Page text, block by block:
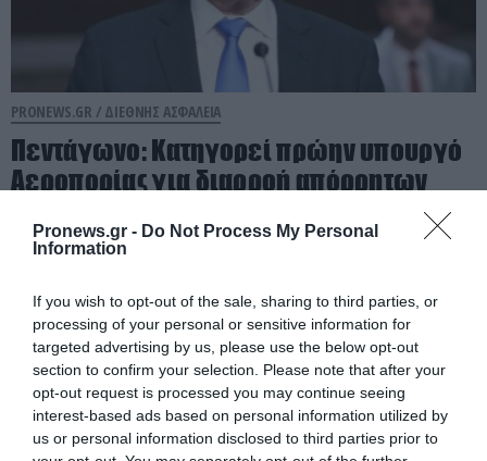
Pronews.gr - Do Not Process My Personal
Information
If you wish to opt-out of the sale, sharing to third parties, or
processing of your personal or sensitive information for
targeted advertising by us, please use the below opt-out
section to confirm your selection. Please note that after your
opt-out request is processed you may continue seeing
interest-based ads based on personal information utilized by
us or personal information disclosed to third parties prior to
PRONEWS.GR / ΔΙΕΘΝΗΣ ΑΣΦΑΛΕΙΑ
Πεντάγωνο: Κατηγορεί πρώην υπουργό
Αεροπορίας για διαρροή απόρρητων
08.08.2026 | 18:41